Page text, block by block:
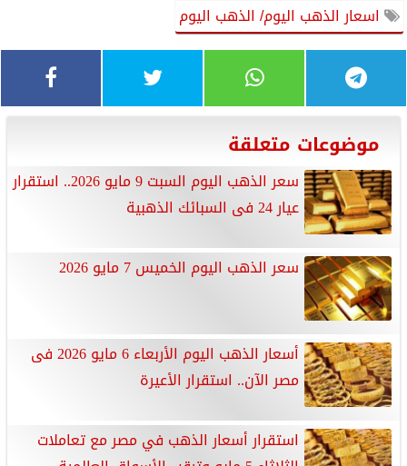
اسعار الذهب اليوم/ الذهب اليوم
موضوعات متعلقة
سعر الذهب اليوم السبت 9 مايو 2026.. استقرار
عيار 24 فى السبائك الذهبية
سعر الذهب اليوم الخميس 7 مايو 2026
أسعار الذهب اليوم الأربعاء 6 مايو 2026 فى
مصر الآن.. استقرار الأعيرة
استقرار أسعار الذهب في مصر مع تعاملات